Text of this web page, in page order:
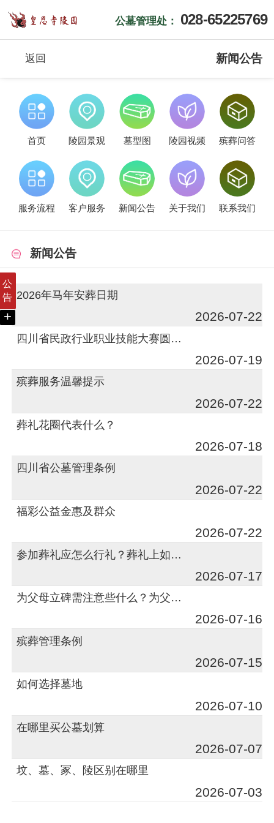
公
告
+
公墓管理处： 028-65225769
返回 新闻公告
首页 陵园景观 墓型图 陵园视频 殡葬问答
服务流程 客户服务 新闻公告 关于我们 联系我们
新闻公告
2026年马年安葬日期
2026-07-22
四川省民政行业职业技能大赛圆满落幕
2026-07-19
殡葬服务温馨提示
2026-07-22
葬礼花圈代表什么？
2026-07-18
四川省公墓管理条例
2026-07-22
福彩公益金惠及群众
2026-07-22
参加葬礼应怎么行礼？葬礼上如何行礼？
2026-07-17
为父母立碑需注意些什么？为父母立碑有何讲究？
2026-07-16
殡葬管理条例
2026-07-15
如何选择墓地
2026-07-10
在哪里买公墓划算
2026-07-07
坟、墓、冢、陵区别在哪里
2026-07-03